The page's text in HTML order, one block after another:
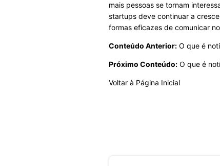
mais pessoas se tornam
startups deve continuar a
formas eficazes de comunicar
Conteúdo Anterior: O que é
Próximo Conteúdo: O que é
Voltar à Página Inicial